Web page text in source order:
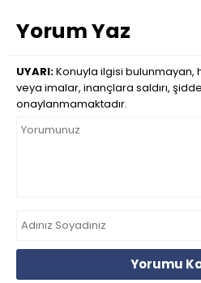
Yorum Yaz
UYARI:Konuyla ilgisi
veya imalar, inançlara saldırı,
onaylanmamaktadır.
Yorumu